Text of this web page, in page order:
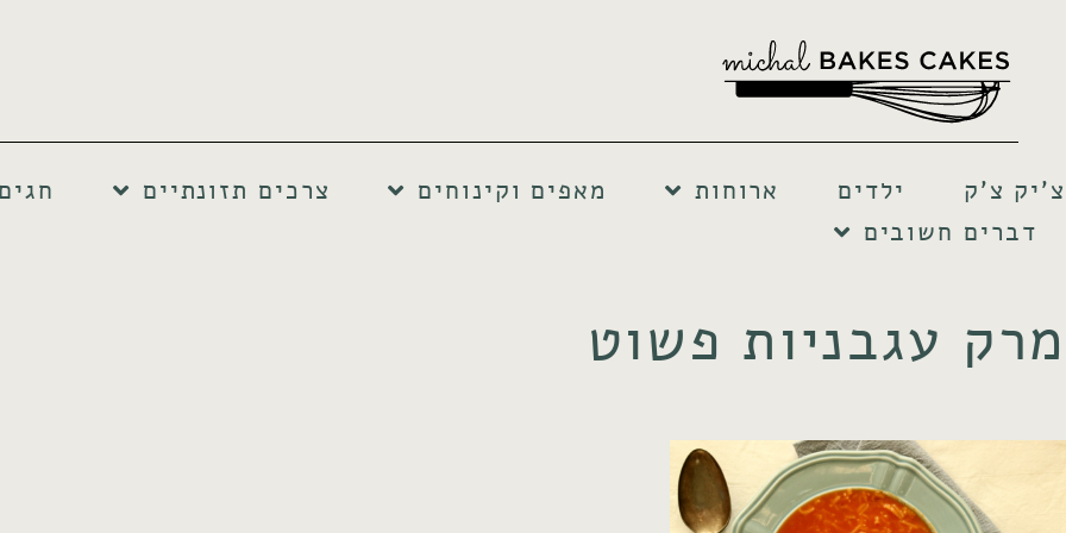
צ'יק צ'ק ילדים ארוחות מאפים וקינוחים צרכים תזונתיים
חגים
דברים חשובים
מרק עגבניות פשוט